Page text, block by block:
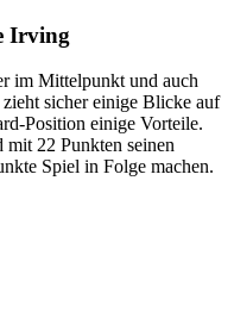
Irving
im Mittelpunkt und auch
sicher einige Blicke auf
Position einige Vorteile.
mit 22 Punkten seinen
Spiel in Folge machen.